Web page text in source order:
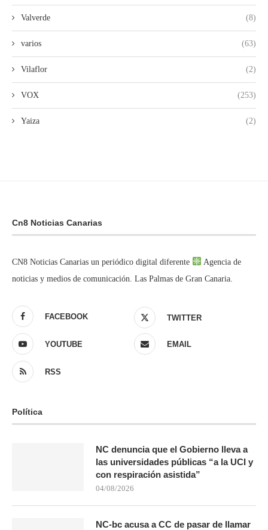
Valverde (8)
varios (63)
Vilaflor (2)
VOX (253)
Yaiza (2)
Cn8 Noticias Canarias
CN8 Noticias Canarias un periódico digital diferente
Agencia de
noticias y medios de comunicación. Las Palmas de Gran Canaria.
FACEBOOK TWITTER
YOUTUBE EMAIL
RSS
Política
NC denuncia que el Gobierno lleva a
las universidades públicas “a la UCI y
con respiración asistida”
04/08/2026
NC-bc acusa a CC de pasar de llamar